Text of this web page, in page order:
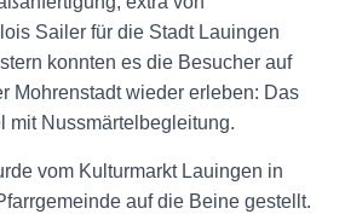
Sailer für die Stadt Lauingen
konnten es die Besucher auf
Mohrenstadt wieder erleben: Das
mit Nussmärtelbegleitung.
vom Kulturmarkt Lauingen in
auf die Beine gestellt.